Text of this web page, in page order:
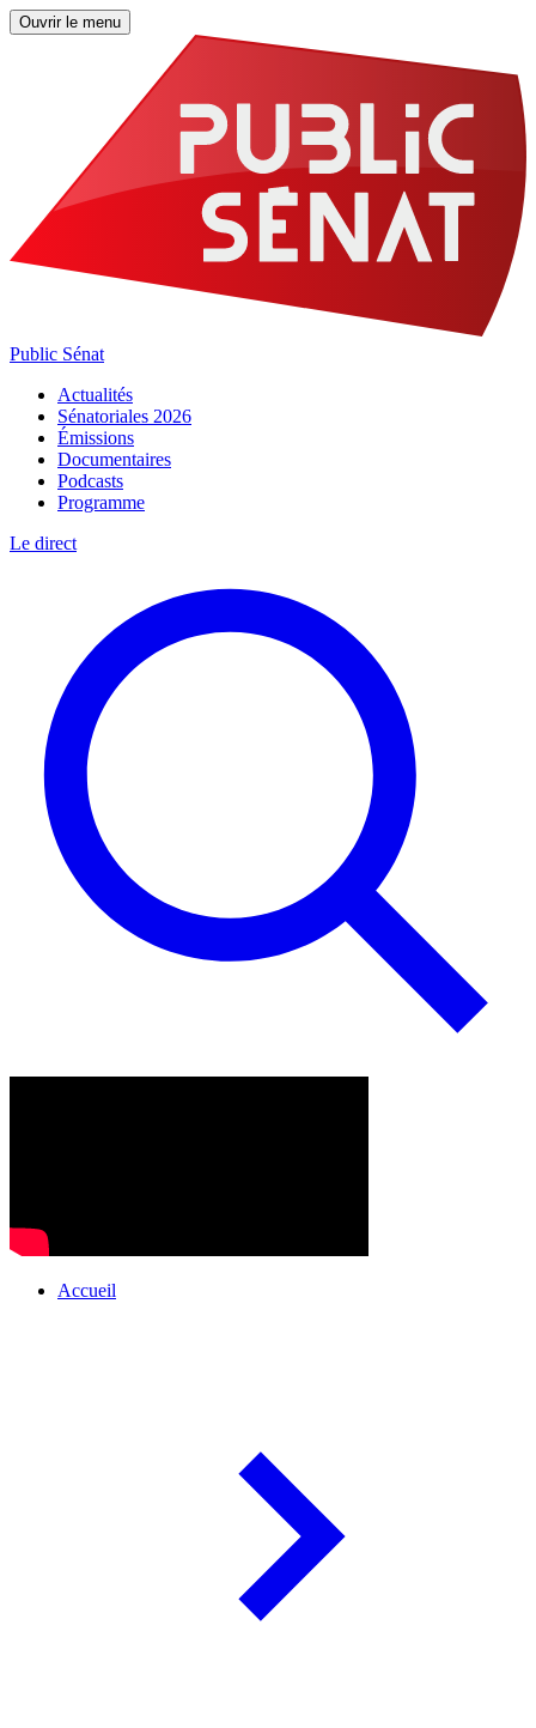
Ouvrir le menu
Public Sénat
Actualités
Sénatoriales 2026
Émissions
Documentaires
Podcasts
Programme
Le direct
Accueil